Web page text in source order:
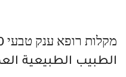
الطبيب الطبيعية العملاقة